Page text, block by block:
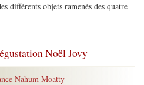
différents objets ramenés des quatre
Noël Jovy
Nahum Moatty